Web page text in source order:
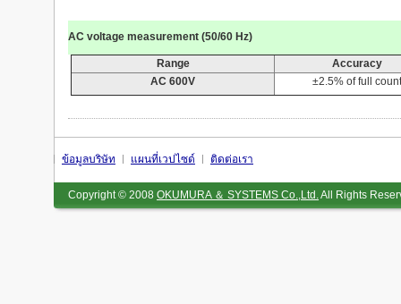
AC voltage measurement (50/60 Hz)
Range
Accuracy
AC 600V ±2.5% of full count
ข้อมูลบริษัท แผนที่เวปไซด์ ติดต่อเรา
Copyright © 2008 OKUMURA ＆ SYSTEMS Co.,Ltd.All Rights